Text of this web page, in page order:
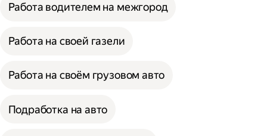
Работа водителем на межгород
Работа на своей газели
Работа на своём грузовом авто
Подработка на авто